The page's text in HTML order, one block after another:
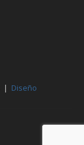
| Diseño